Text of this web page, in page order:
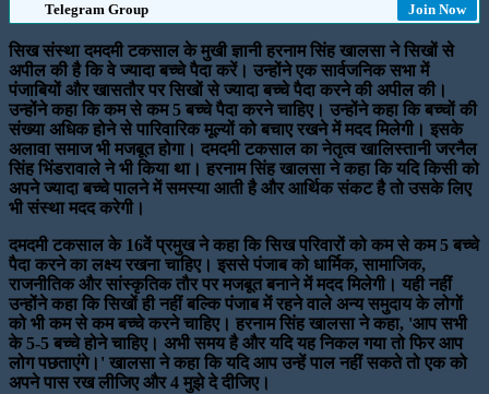
Telegram Group
Join Now
सिख संस्था दमदमी टकसाल के मुखी ज्ञानी हरनाम सिंह खालसा ने सिखों से
अपील की है कि वे ज्यादा बच्चे पैदा करें। उन्होंने एक सार्वजनिक सभा में
पंजाबियों और खासतौर पर सिखों से ज्यादा बच्चे पैदा करने की अपील की।
उन्होंने कहा कि कम से कम 5 बच्चे पैदा करने चाहिए। उन्होंने कहा कि बच्चों की
संख्या अधिक होने से पारिवारिक मूल्यों को बचाए रखने में मदद मिलेगी। इसके
अलावा समाज भी मजबूत होगा। दमदमी टकसाल का नेतृत्व खालिस्तानी जरनैल
सिंह भिंडरावाले ने भी किया था। हरनाम सिंह खालसा ने कहा कि यदि किसी को
अपने ज्यादा बच्चे पालने में समस्या आती है और आर्थिक संकट है तो उसके लिए
भी संस्था मदद करेगी।
दमदमी टकसाल के 16वें प्रमुख ने कहा कि सिख परिवारों को कम से कम 5 बच्चे
पैदा करने का लक्ष्य रखना चाहिए। इससे पंजाब को धार्मिक, सामाजिक,
राजनीतिक और सांस्कृतिक तौर पर मजबूत बनाने में मदद मिलेगी। यही नहीं
उन्होंने कहा कि सिखों ही नहीं बल्कि पंजाब में रहने वाले अन्य समुदाय के लोगों
को भी कम से कम बच्चे करने चाहिए। हरनाम सिंह खालसा ने कहा, 'आप सभी
के 5-5 बच्चे होने चाहिए। अभी समय है और यदि यह निकल गया तो फिर आप
लोग पछताएंगे।' खालसा ने कहा कि यदि आप उन्हें पाल नहीं सकते तो एक को
अपने पास रख लीजिए और 4 मुझे दे दीजिए।